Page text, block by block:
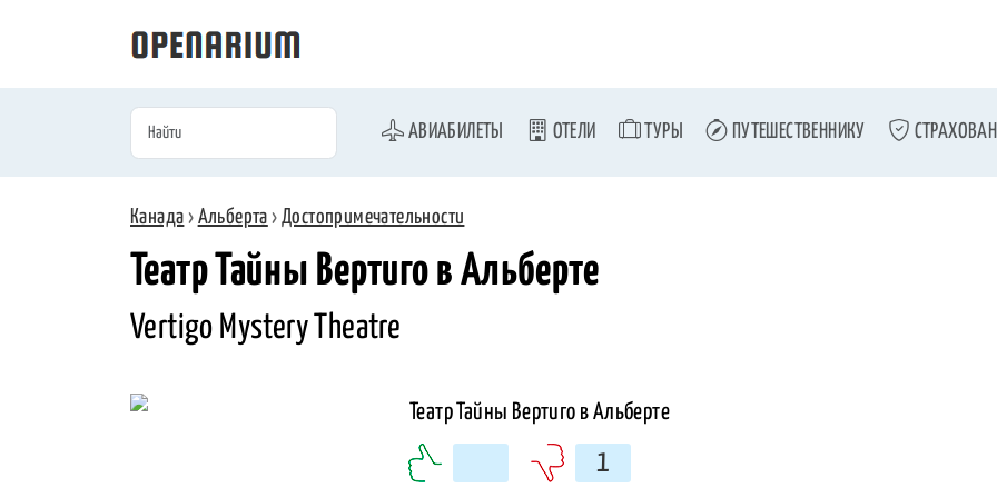
АВИАБИЛЕТЫ ОТЕЛИ ТУРЫ ПУТЕШЕСТВЕННИКУ
Канада › Альберта ›Достопримечательности
Театр Тайны Вертиго в Альберте
Vertigo Mystery Theatre
1